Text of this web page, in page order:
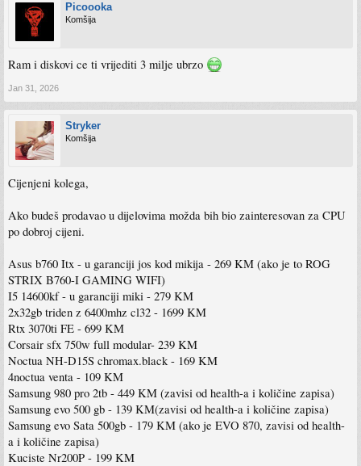
Picoooka
Komšija
Ram i diskovi ce ti vrijediti 3 milje ubrzo
Jan 31, 2026
Stryker
Komšija
Cijenjeni kolega,
Ako budeš prodavao u dijelovima možda bih bio zainteresovan za CPU
po dobroj cijeni.
Asus b760 Itx - u garanciji jos kod mikija - 269 KM (ako je to ROG
STRIX B760-I GAMING WIFI)
I5 14600kf - u garanciji miki - 279 KM
2x32gb triden z 6400mhz cl32 - 1699 KM
Rtx 3070ti FE - 699 KM
Corsair sfx 750w full modular- 239 KM
Noctua NH-D15S chromax.black - 169 KM
4noctua venta - 109 KM
Samsung 980 pro 2tb - 449 KM (zavisi od health-a i količine zapisa)
Samsung evo 500 gb - 139 KM(zavisi od health-a i količine zapisa)
Samsung evo Sata 500gb - 179 KM (ako je EVO 870, zavisi od health-
a i količine zapisa)
Kuciste Nr200P - 199 KM